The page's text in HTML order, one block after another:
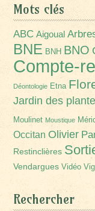
Mots clés
ABC Aigoual
BNE BNH BNO
Compte-
Déontologie Etna
Jardin des
Moulinet Moustique
Occitan Olivier
Restinclières
Vendargues Vidéo
Rechercher